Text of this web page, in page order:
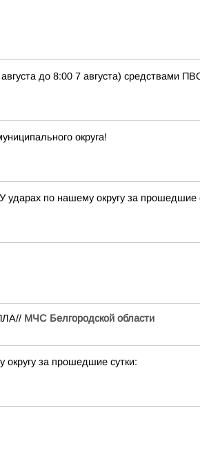
до 8:00 7 августа) средствами
округа!
по нашему округу за прошедшие
МЧС Белгородской области
за прошедшие сутки: